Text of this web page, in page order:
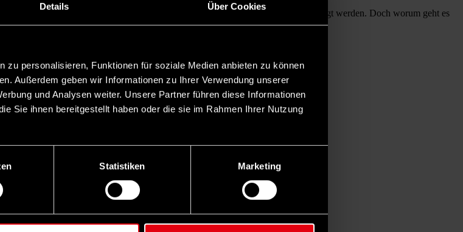
Details Über Cookies
zu personalisieren, Funktionen für soziale Medien anbieten zu können
Außerdem geben wir Informationen zu Ihrer Verwendung unserer
und Analysen weiter. Unsere Partner führen diese Informationen
Sie ihnen bereitgestellt haben oder die sie im Rahmen Ihrer Nutzung
Statistiken Marketing
ausgelagert werden können. In dieser Woche sollen erste Ergebnisse vorgelegt werden. Doch worum geht es